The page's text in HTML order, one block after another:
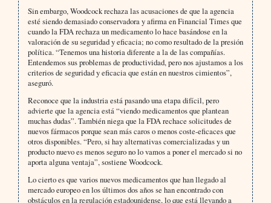
Sin embargo, Woodcock rechaza las acusaciones de que la agencia
esté siendo demasiado conservadora y afirma en Financial Times que
cuando la FDA rechaza un medicamento lo hace basándose en la
valoración de su seguridad y eficacia; no como resultado de la presión
política. “Tenemos una historia diferente a la de las compañías.
Entendemos sus problemas de productividad, pero nos ajustamos a los
criterios de seguridad y eficacia que están en nuestros cimientos”,
aseguró.
Reconoce que la industria está pasando una etapa difícil, pero
advierte que la agencia está “viendo medicamentos que plantean
muchas dudas”. También niega que la FDA rechace solicitudes de
nuevos fármacos porque sean más caros o menos coste-eficaces que
otros disponibles. “Pero, si hay alternativas comercializadas y un
producto nuevo es menos seguro no lo vamos a poner el mercado si no
aporta alguna ventaja”, sostiene Woodcock.
Lo cierto es que varios nuevos medicamentos que han llegado al
mercado europeo en los últimos dos años se han encontrado con
obstáculos en la regulación estadounidense, lo que está llevando a